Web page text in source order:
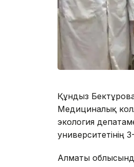
Құндыз
Медициналық
экология
университетінің
Алматы